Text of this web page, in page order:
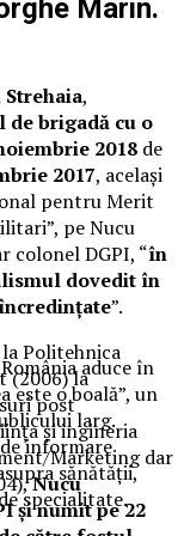
Marin.
Strehaia,
de brigadă cu o
2018 de
2017, acelaşi
pentru Merit
pe Nucu
colonel DGPI, “în
dovedit în
”.
Politehnica
(2006) la
post
şi ingineria
Marketing dar
Nucu
şi numit pe 22
aduce în
este o boală”, un
larg.
informare
sănătății,
specialitate.